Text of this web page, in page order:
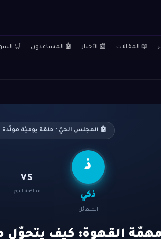
📖 المقالات 📰 الأخبار 🤖 المساعدون 🛒
🤖 المجلس الحيّ · حلقة يوميّة مولّدة
ذ
ذكي
المتفائل
VS
محاكمة النوع